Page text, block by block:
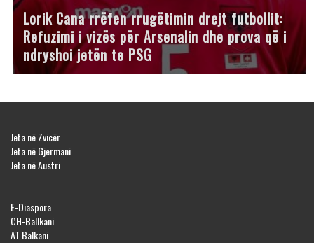
Lorik Cana rrëfen rrugëtimin drejt futbollit:
Refuzimi i vizës për Arsenalin dhe prova që i
ndryshoi jetën te PSG
Jeta në Zvicër
Jeta në Gjermani
Jeta në Austri
E-Diaspora
CH-Ballkani
AT Balkani